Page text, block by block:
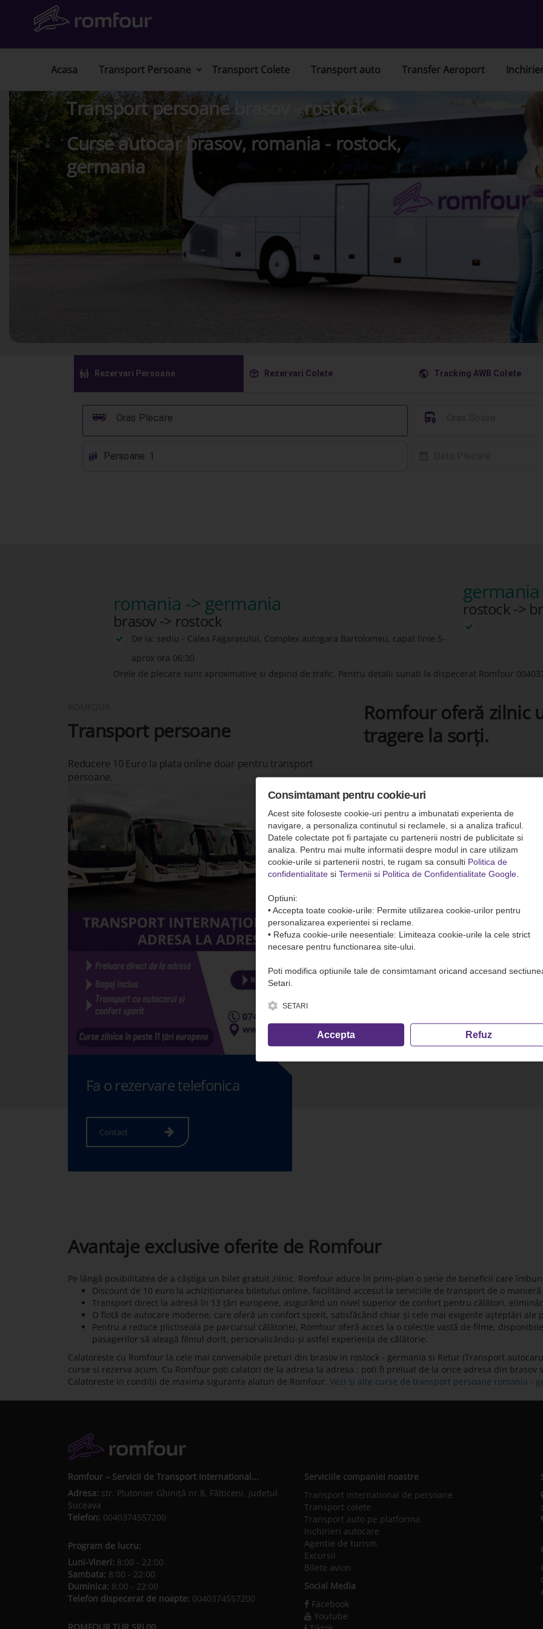
Acasa Transport Persoane Transport Colete Transport auto Transfer Aeroport
Transport persoane brasov - rostock
Curse autocar brasov, romania - rostock,
germania
󱠣 Rezervari Persoane 󰏗 Rezervari Colete 󰇧 Tracking AWB Colete
Oras Plecare
󰞠 󱈒
󱕱 Persoane: 1
romania -> germania
brasov -> rostock
De la: sediu - Calea Fagarasului, Complex autogara Bartolomeu, capat linie 5-
aprox ora 06:30
rostock ->
Orele de plecare sunt aproximative si depind de trafic. Pentru detalii sunati la dispecerat Romfour
Transport persoane
Reducere 10 Euro la plata online doar pentru transport
persoane.
Fa o rezervare telefonica
Contact
Romfour oferă zilnic
tragere la sorți.
Avantaje exclusive oferite de Romfour
Pe lângă posibilitatea de a câștiga un bilet gratuit zilnic, Romfour aduce în prim-plan o serie de beneficii care
Discount de 10 euro la achiziționarea biletului online, facilitând accesul la serviciile de transport de o
Transport direct la adresă în 13 țări europene, asigurând un nivel superior de confort pentru călători,
O flotă de autocare moderne, care oferă un confort sporit, satisfăcând chiar și cele mai exigente așteptări ale
Pentru a reduce plictiseala pe parcursul călătoriei, Romfour oferă acces la o colecție vastă de filme,
pasagerilor să aleagă filmul dorit, personalizându-și astfel experiența de călătorie.
Calatoreste cu Romfour la cele mai convenabile preturi din brasov in rostock - germania si Retur (Transport
curse si rezerva acum. Cu Romfour poti calatori de la adresa la adresa : poti fi preluat de la orice adresa din
Calatoreste in conditii de maxima siguranta alaturi de Romfour. Vezi si alte curse de transport persoane romania -
Romfour – Servicii de Transport International...
Adresa: str. Plutonier Ghiniţă nr.8, Fălticeni, judeţul
Suceava
Telefon: 0040374557200
Program de lucru:
Luni-Vineri: 8:00 - 22:00
Sambata: 8:00 - 22:00
Duminica: 8:00 - 22:00
Telefon dispecerat de noapte: 0040374557200
Serviciile companiei noastre
Transport international de persoane
Transport colete
Transport auto pe platforma
Inchirieri autocare
Agentie de turism
Excursii
Bilete avion
Social Media
Facebook
Youtube
Consimtamant pentru cookie-uri
Acest site foloseste cookie-uri pentru a imbunatati experienta de
navigare, a personaliza continutul si reclamele, si a analiza traficul.
Datele colectate pot fi partajate cu partenerii nostri de publicitate si
analiza. Pentru mai multe informatii despre modul in care utilizam
cookie-urile si partenerii nostri, te rugam sa consulti Politica de
confidentialitate si Termenii si Politica de Confidentialitate Google
Optiuni:
• Accepta toate cookie-urile: Permite utilizarea cookie-urilor pentru
personalizarea experientei si reclame.
• Refuza cookie-urile neesentiale: Limiteaza cookie-urile la cele strict
necesare pentru functionarea site-ului.
Poti modifica optiunile tale de consimtamant oricand accesand
Setari.
SETARI
Accepta Refuz